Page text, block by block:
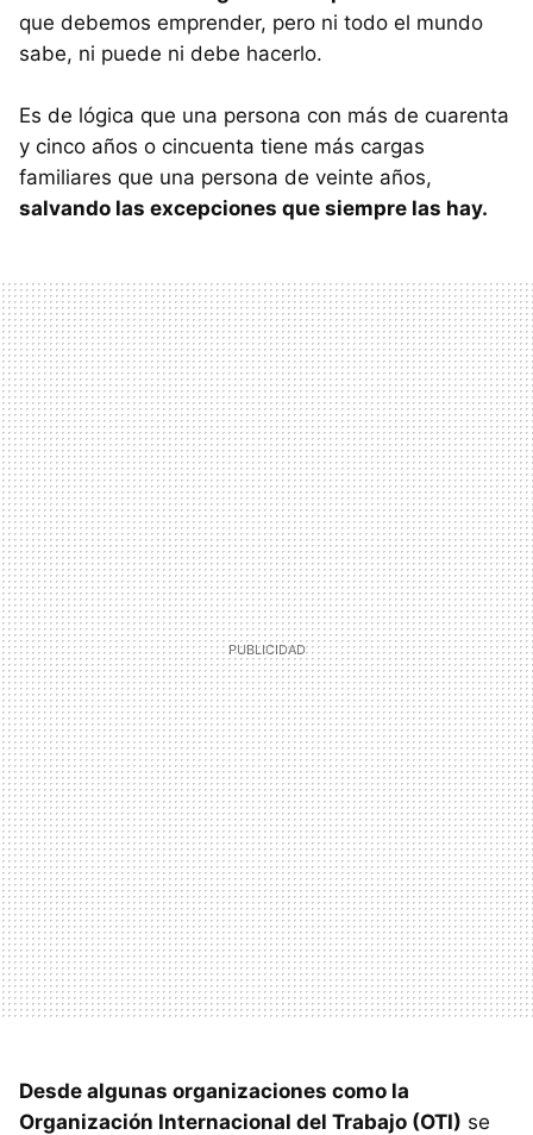
que debemos emprender, pero ni todo el mundo
sabe, ni puede ni debe hacerlo.
Es de lógica que una persona con más de cuarenta
y cinco años o cincuenta tiene más cargas
familiares que una persona de veinte años,
salvando las excepciones que siempre las hay.
Desde algunas organizaciones como la
Organización Internacional del Trabajo (OTI) se